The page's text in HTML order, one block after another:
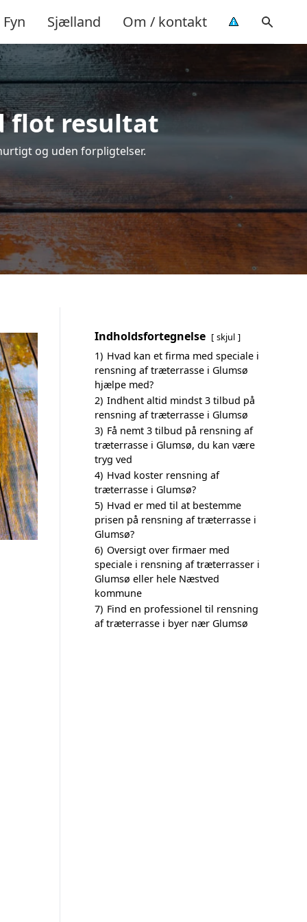
Fyn Sjælland Om / kontakt
flot resultat
og uden forpligtelser.
Indholdsfortegnelse skjul
1) Hvad kan et firma med speciale i
rensning af træterrasse i Glumsø
hjælpe med?
2) Indhent altid mindst 3 tilbud på
rensning af træterrasse i Glumsø
3) Få nemt 3 tilbud på rensning af
træterrasse i Glumsø, du kan være
tryg ved
4) Hvad koster rensning af
træterrasse i Glumsø?
5) Hvad er med til at bestemme
prisen på rensning af træterrasse i
Glumsø?
6) Oversigt over firmaer med
speciale i rensning af træterrasser i
Glumsø eller hele Næstved
kommune
7) Find en professionel til rensning
af træterrasse i byer nær Glumsø